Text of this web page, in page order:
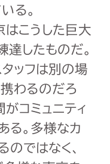
る。
はこうした巨大
達したものだ。
ッフは別の場
わるのだろ
コミュニティ
る。多様なカ
ではなく、